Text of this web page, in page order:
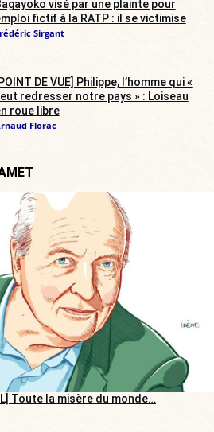
visé par une plainte pour
fictif à la RATP : il se victimise
Sirgant
DE VUE] Philippe, l’homme qui «
redresser notre pays » : Loiseau
roue libre
Florac
Toute la misère du monde…